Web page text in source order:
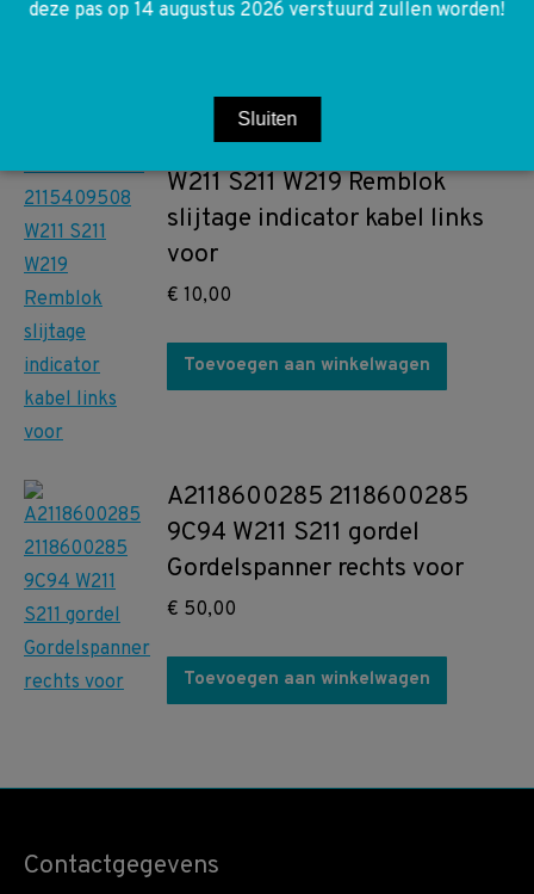
A2115409508 2115409508
W211 S211 W219 Remblok
slijtage indicator kabel links
voor
€ 10,00
Toevoegen aan winkelwagen
A2118600285 2118600285
9C94 W211 S211 gordel
Gordelspanner rechts voor
€ 50,00
Toevoegen aan winkelwagen
Contactgegevens
deze pas op 14 augustus 2026 verstuurd zullen worden!
Sluiten